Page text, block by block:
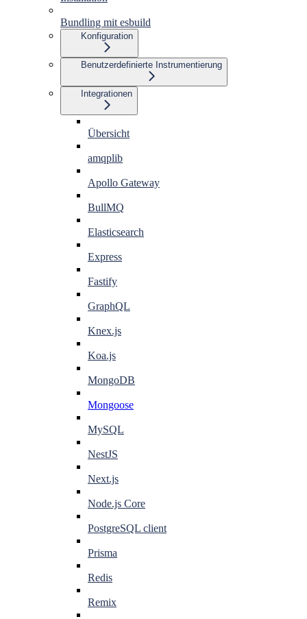
Bundling mit esbuild
Konfiguration
Benutzerdefinierte Instrumentierung
Integrationen
Übersicht
amqplib
Apollo Gateway
BullMQ
Elasticsearch
Express
Fastify
GraphQL
Knex.js
Koa.js
MongoDB
Mongoose
MySQL
NestJS
Next.js
Node.js Core
PostgreSQL client
Prisma
Redis
Remix